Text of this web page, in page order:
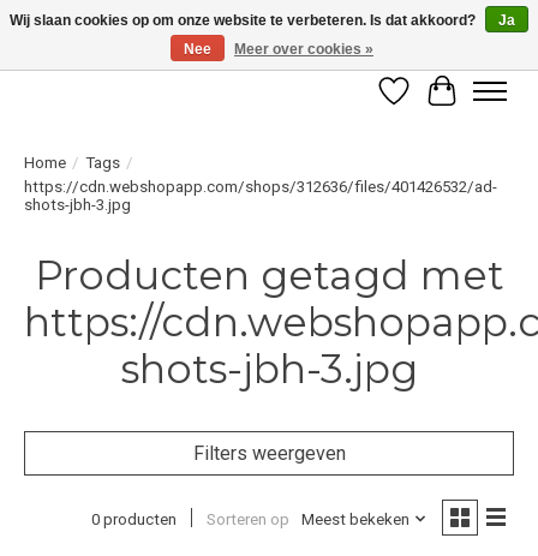
LET OP! ALLEEN BESCHIKBAAR VOOR GEVERIFIEERDE PROFESSIONALS
Verlanglijst
Home / Tags /
https://cdn.webshopapp.com/shops/312636/files/401426532/ad-
shots-jbh-3.jpg
Producten getagd met
https://
shots-jbh-3.jpg
Filters weergeven
0 producten Sorteren op Meest bekeken
Wij slaan cookies op om onze website te verbeteren. Is dat akkoord?
Ja
Nee
Meer over cookies »